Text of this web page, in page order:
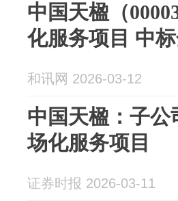
中国天楹（
化服务项目 中
和讯网 2026-03-12
中国天楹：子
场化服务项目
证券时报 2026-03-11